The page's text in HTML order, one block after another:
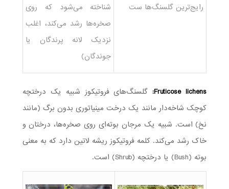
رایج‌ترین گلسنگ‌ها ست
شناخته می‌شود که روی
صخره‌ها رشد می‌کند، اغلب
نزدیک لانه پرندگان یا
جوندگان)
Fruticose lichens:گلسنگ‌های فروتیکوز شبیه یک درختچه
کوچک شاخه‌دار مانند یک درخت مینیاتوری بدون برگ (مانند
نخ) است. شبیه یک مرجان بوته‌ای روی صخره‌ها، درختان و
خاک رشد می‌کند. کلمه فروتیکوز ریشه لاتین دارد که به معنی
بوته (Bush) یا درختچه (Shrub) است.